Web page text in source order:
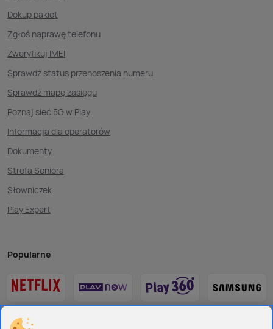
Dokup pakiet
Zgłoś naprawę telefonu
Zweryfikuj IMEI
Sprawdź status przenoszenia numeru
Sprawdź mapę zasięgu
Poznaj sieć 5G w Play
Informacja dla operatorów
Dokumenty
Strefa Seniora
Słowniczek
Play Expert
Popularne